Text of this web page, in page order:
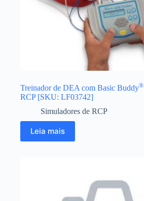
Treinador de DEA com Basic Buddy®
RCP [SKU: LF03742]
Simuladores de RCP
Leia mais